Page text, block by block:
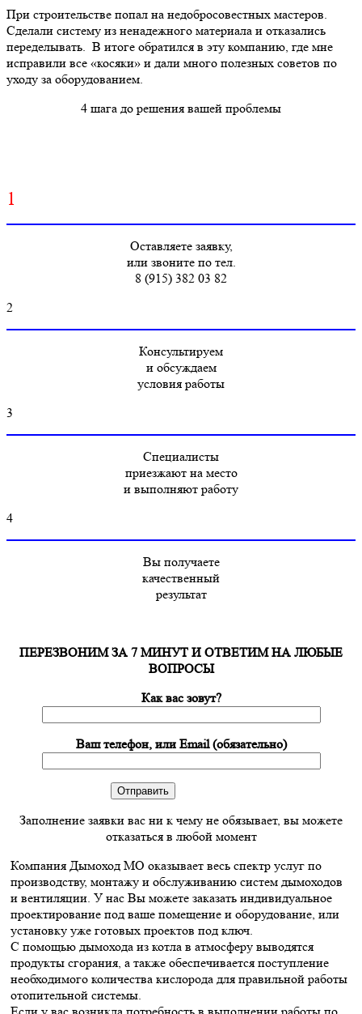
При строительстве попал на недобросовестных мастеров.
Сделали систему из ненадежного материала и отказались
переделывать. В итоге обратился в эту компанию, где мне
исправили все «косяки» и дали много полезных советов по
уходу за оборудованием.
4 шага до решения вашей проблемы
1
Оставляете заявку,
или звоните по тел.
8 (915) 382 03 82
2
Консультируем
и обсуждаем
условия работы
3
Специалисты
приезжают на место
и выполняют работу
4
Вы получаете
качественный
результат
ПЕРЕЗВОНИМ ЗА 7 МИНУТ И ОТВЕТИМ НА ЛЮБЫЕ
ВОПРОСЫ
Как вас зовут?
Ваш телефон, или Email (обязательно)
Заполнение заявки вас ни к чему не обязывает, вы можете
отказаться в любой момент
Компания Дымоход МО оказывает весь спектр услуг по
производству, монтажу и обслуживанию систем дымоходов
и вентиляции. У нас Вы можете заказать индивидуальное
проектирование под ваше помещение и оборудование, или
установку уже готовых проектов под ключ.
С помощью дымохода из котла в атмосферу выводятся
продукты сгорания, а также обеспечивается поступление
необходимого количества кислорода для правильной работы
отопительной системы.
Если у вас возникла потребность в выполнении работы по